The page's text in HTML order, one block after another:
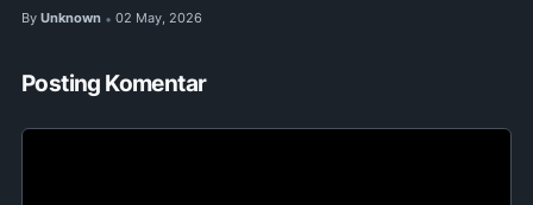
By Unknown • 02 May, 2026
Posting Komentar